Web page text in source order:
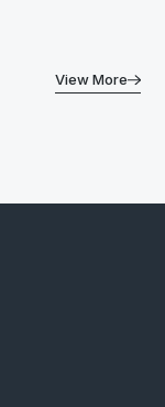
View More